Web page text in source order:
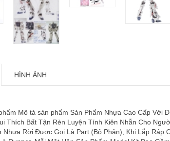
HÌNH ẢNH
Mô tả sản phẩm Sản Phẩm Nhựa Cao Cấp Với
Thích Bất Tận Rèn Luyện Tính Kiên Nhẫn Cho
Nhựa Rời Được Gọi Là Part (Bộ Phận), Khi Lắp